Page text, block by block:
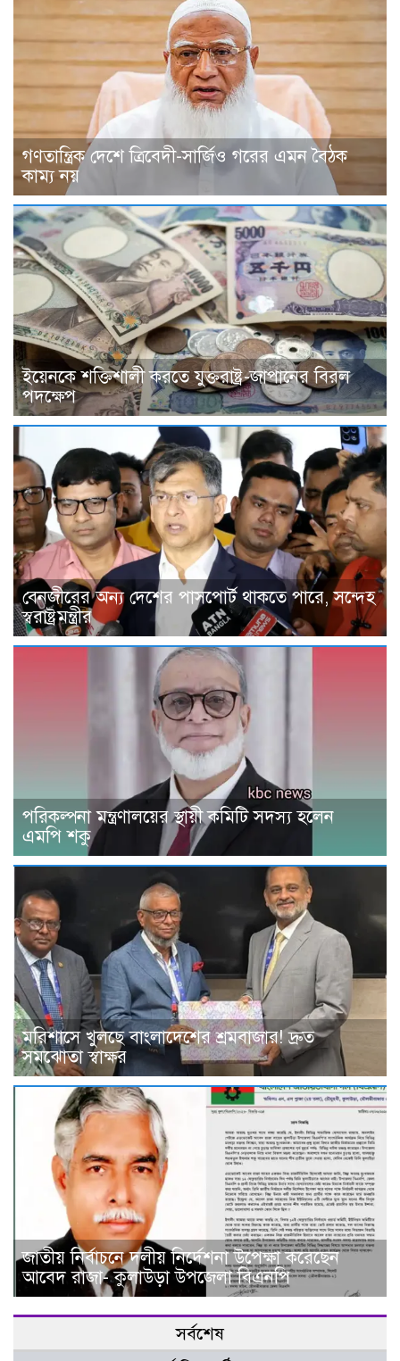
গণতান্ত্রিক দেশে ত্রিবেদী-সার্জিও গরের এমন বৈঠক
কাম্য নয়
ইয়েনকে শক্তিশালী করতে যুক্তরাষ্ট্র-জাপানের বিরল
পদক্ষেপ
বেনজীরের অন্য দেশের পাসপোর্ট থাকতে পারে, সন্দেহ
স্বরাষ্ট্রমন্ত্রীর
পরিকল্পনা মন্ত্রণালয়ের স্থায়ী কমিটি সদস্য হলেন
এমপি শকু
মরিশাসে খুলছে বাংলাদেশের শ্রমবাজার! দ্রুত
সমঝোতা স্বাক্ষর
জাতীয় নির্বাচনে দলীয় নির্দেশনা উপেক্ষা করেছেন
আবেদ রাজা- কুলাউড়া উপজেলা বিএনপি
সর্বশেষ